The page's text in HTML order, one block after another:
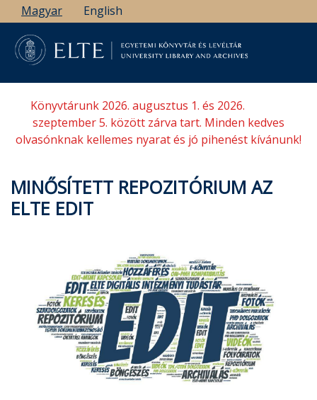
Ugrás
a
tartalomra
Magyar English
Könyvtárunk 2026. augusztus 1. és 2026.
szeptember 5. között zárva tart. Minden kedves
olvasónknak kellemes nyarat és jó pihenést kívánunk!
MINŐSÍTETT REPOZITÓRIUM AZ
ELTE EDIT